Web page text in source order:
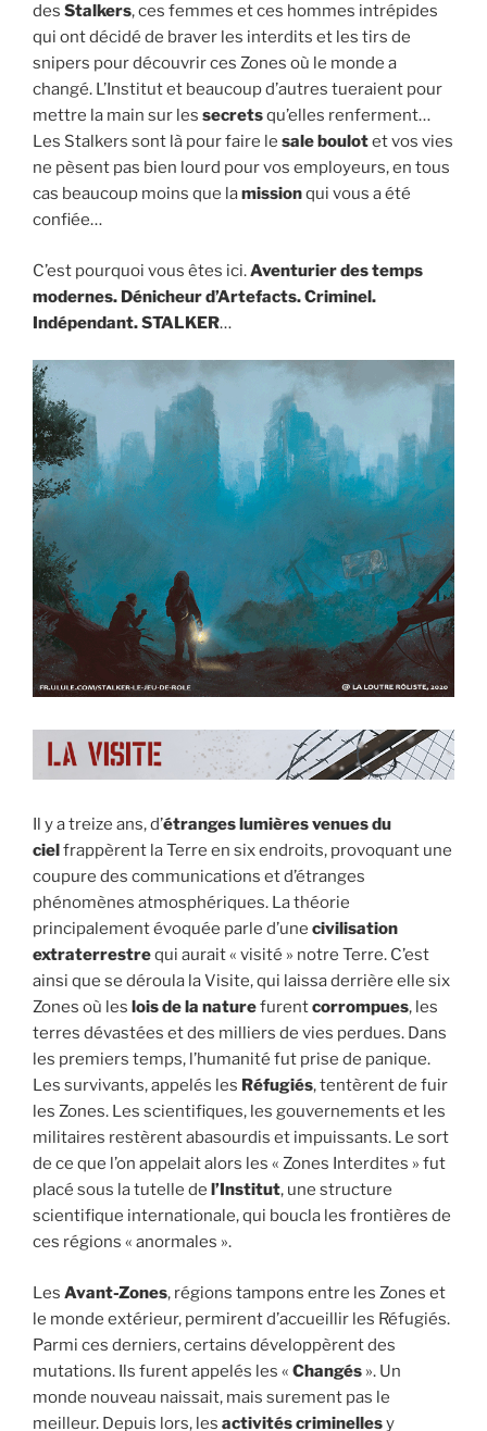
des Stalkers, ces femmes et ces hommes intrépides
qui ont décidé de braver les interdits et les tirs de
snipers pour découvrir ces Zones où le monde a
changé. L’Institut et beaucoup d’autres tueraient pour
mettre la main sur les secretsqu’elles renferment…
Les Stalkers sont là pour faire le sale boulotet vos vies
ne pèsent pas bien lourd pour vos employeurs, en tous
cas beaucoup moins que lamissionqui vous a été
confiée…
C’est pourquoi vous êtes ici.Aventurier des temps
modernes. Dénicheur d’Artefacts. Criminel.
Indépendant. STALKER…
Il y a treize ans, d’étranges lumières venues du
cielfrappèrent la Terre en six endroits, provoquant une
coupure des communications et d’étranges
phénomènes atmosphériques. La théorie
principalement évoquée parle d’une civilisation
extraterrestrequi aurait « visité » notre Terre. C’est
ainsi que se déroula la Visite, qui laissa derrière elle six
Zones où les lois de la naturefurentcorrompues, les
terres dévastées et des milliers de vies perdues. Dans
les premiers temps, l’humanité fut prise de panique.
Les survivants, appelés les Réfugiés, tentèrent de fuir
les Zones. Les scientifiques, les gouvernements et les
militaires restèrent abasourdis et impuissants. Le sort
de ce que l’on appelait alors les « Zones Interdites » fut
placé sous la tutelle de l’Institut, une structure
scientifique internationale, qui boucla les frontières de
ces régions « anormales ».
Les Avant-Zones, régions tampons entre les Zones et
le monde extérieur, permirent d’accueillir les Réfugiés.
Parmi ces derniers, certains développèrent des
mutations. Ils furent appelés les « Changés ». Un
monde nouveau naissait, mais surement pas le
meilleur. Depuis lors, les activités criminellesy